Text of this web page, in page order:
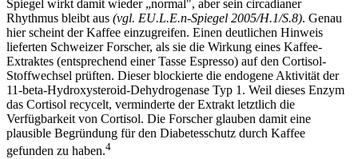
Spiegel wirkt damit wieder „normal", aber sein circadianer
Rhythmus bleibt aus (vgl. EU.L.E.n-Spiegel 2005/H.1/S.8). Genau
hier scheint der Kaffee einzugreifen. Einen deutlichen Hinweis
lieferten Schweizer Forscher, als sie die Wirkung eines Kaffee-
Extraktes (entsprechend einer Tasse Espresso) auf den Cortisol-
Stoffwechsel prüften. Dieser blockierte die endogene Aktivität der
11-beta-Hydroxysteroid-Dehydrogenase Typ 1. Weil dieses Enzym
das Cortisol recycelt, verminderte der Extrakt letztlich die
Verfügbarkeit von Cortisol. Die Forscher glauben damit eine
plausible Begründung für den Diabetesschutz durch Kaffee
gefunden zu haben.4